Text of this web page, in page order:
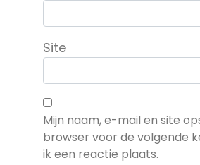
Site
Mijn naam, e-mail en site
browser voor de volgende
ik een reactie plaats.